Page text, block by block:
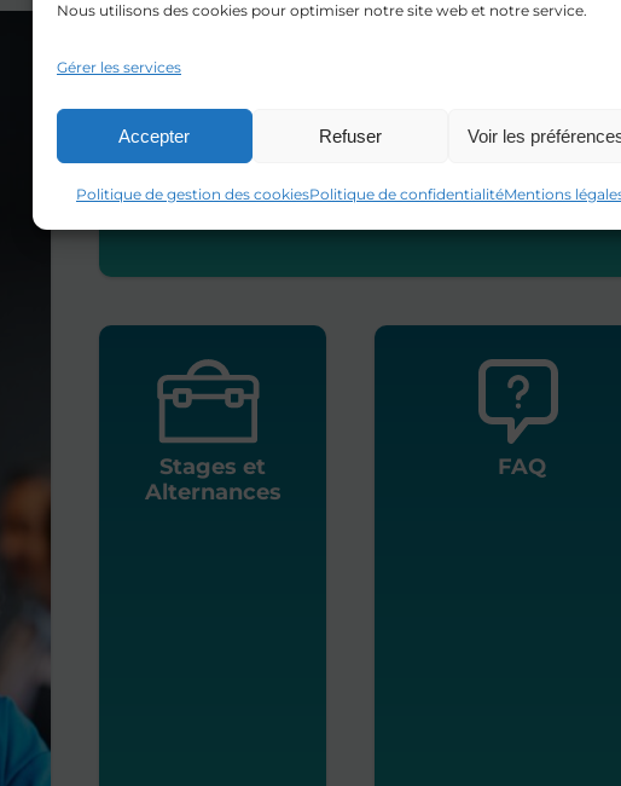
Nous utilisons des cookies pour optimiser notre site web et notre service.
Gérer les services
Accepter Refuser Voir les
Politique de gestion des cookiesPolitique de confidentialitéMentions
Stages et
Alternances
FAQ